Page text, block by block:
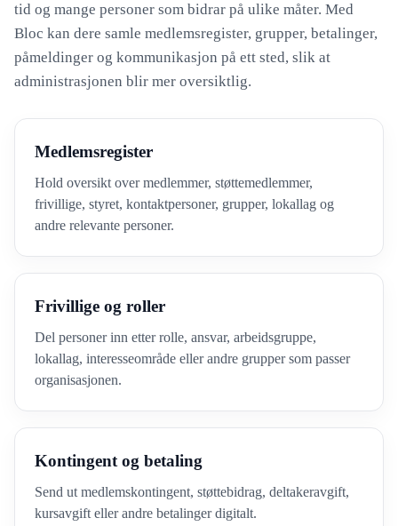
tid og mange personer som bidrar på ulike måter. Med
Bloc kan dere samle medlemsregister, grupper, betalinger,
påmeldinger og kommunikasjon på ett sted, slik at
administrasjonen blir mer oversiktlig.
Medlemsregister
Hold oversikt over medlemmer, støttemedlemmer,
frivillige, styret, kontaktpersoner, grupper, lokallag og
andre relevante personer.
Frivillige og roller
Del personer inn etter rolle, ansvar, arbeidsgruppe,
lokallag, interesseområde eller andre grupper som passer
organisasjonen.
Kontingent og betaling
Send ut medlemskontingent, støttebidrag, deltakeravgift,
kursavgift eller andre betalinger digitalt.